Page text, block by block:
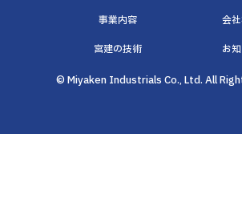
事業内容 会
宮建の技術 お
© Miyaken Industrials Co., Ltd. All